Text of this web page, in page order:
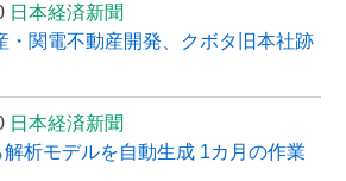
日本経済新聞
・関電不動産開発、クボタ旧本社跡
日本経済新聞
析モデルを自動生成 1カ月の作業